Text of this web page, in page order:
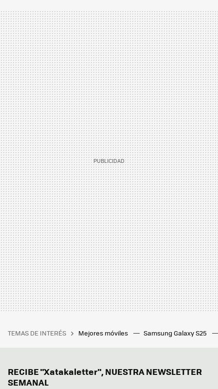
TEMAS DE INTERÉS Mejores móviles Samsung Galaxy S25
RECIBE "Xatakaletter", NUESTRA NEWSLETTER
SEMANAL